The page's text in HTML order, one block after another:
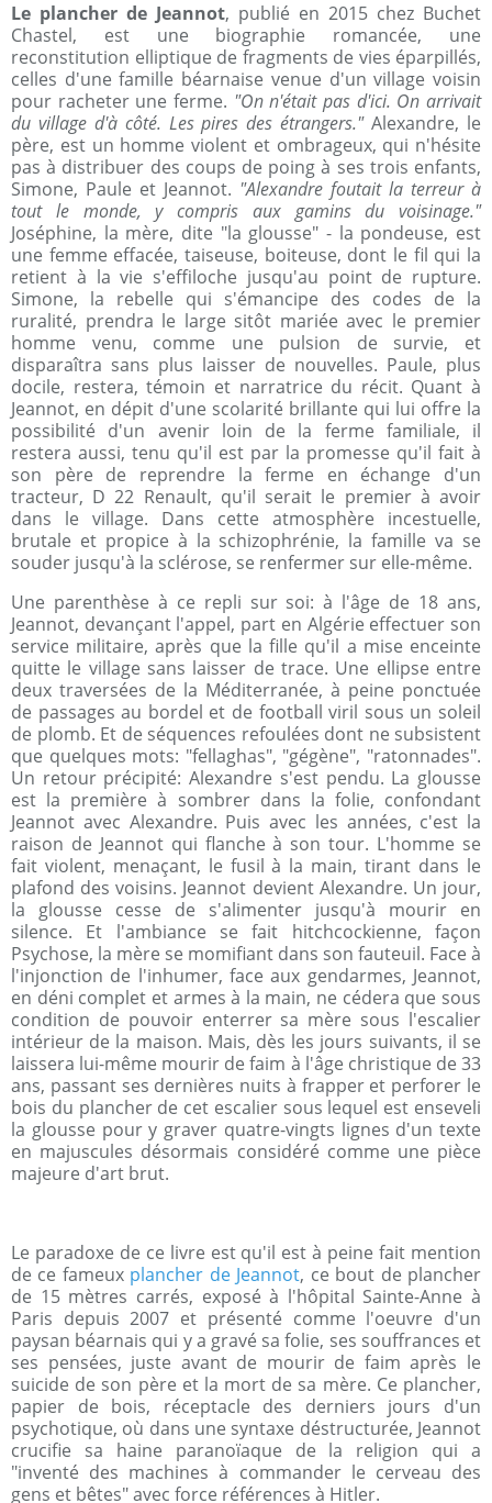
Le plancher de Jeannot, publié en 2015 chez Buchet
Chastel, est une biographie romancée, une
reconstitution elliptique de fragments de vies éparpillés,
celles d'une famille béarnaise venue d'un village voisin
pour racheter une ferme. "On n'était pas d'ici. On arrivait
du village d'à côté. Les pires des étrangers."Alexandre, le
père, est un homme violent et ombrageux, qui n'hésite
pas à distribuer des coups de poing à ses trois enfants,
Simone, Paule et Jeannot. "Alexandre foutait la terreur à
tout le monde, y compris aux gamins du voisinage."
Joséphine, la mère, dite "la glousse" - la pondeuse, est
une femme effacée, taiseuse, boiteuse, dont le fil qui la
retient à la vie s'effiloche jusqu'au point de rupture.
Simone, la rebelle qui s'émancipe des codes de la
ruralité, prendra le large sitôt mariée avec le premier
homme venu, comme une pulsion de survie, et
disparaîtra sans plus laisser de nouvelles. Paule, plus
docile, restera, témoin et narratrice du récit. Quant à
Jeannot, en dépit d'une scolarité brillante qui lui offre la
possibilité d'un avenir loin de la ferme familiale, il
restera aussi, tenu qu'il est par la promesse qu'il fait à
son père de reprendre la ferme en échange d'un
tracteur, D 22 Renault, qu'il serait le premier à avoir
dans le village. Dans cette atmosphère incestuelle,
brutale et propice à la schizophrénie, la famille va se
souder jusqu'à la sclérose, se renfermer sur elle-même.
Une parenthèse à ce repli sur soi: à l'âge de 18 ans,
Jeannot, devançant l'appel, part en Algérie effectuer son
service militaire, après que la fille qu'il a mise enceinte
quitte le village sans laisser de trace. Une ellipse entre
deux traversées de la Méditerranée, à peine ponctuée
de passages au bordel et de football viril sous un soleil
de plomb. Et de séquences refoulées dont ne subsistent
que quelques mots: "fellaghas", "gégène", "ratonnades".
Un retour précipité: Alexandre s'est pendu. La glousse
est la première à sombrer dans la folie, confondant
Jeannot avec Alexandre. Puis avec les années, c'est la
raison de Jeannot qui flanche à son tour. L'homme se
fait violent, menaçant, le fusil à la main, tirant dans le
plafond des voisins. Jeannot devient Alexandre. Un jour,
la glousse cesse de s'alimenter jusqu'à mourir en
silence. Et l'ambiance se fait hitchcockienne, façon
Psychose, la mère se momifiant dans son fauteuil. Face à
l'injonction de l'inhumer, face aux gendarmes, Jeannot,
en déni complet et armes à la main, ne cédera que sous
condition de pouvoir enterrer sa mère sous l'escalier
intérieur de la maison. Mais, dès les jours suivants, il se
laissera lui-même mourir de faim à l'âge christique de 33
ans, passant ses dernières nuits à frapper et perforer le
bois du plancher de cet escalier sous lequel est enseveli
la glousse pour y graver quatre-vingts lignes d'un texte
en majuscules désormais considéré comme une pièce
majeure d'art brut.
Le paradoxe de ce livre est qu'il est à peine fait mention
de ce fameux plancher de Jeannot, ce bout de plancher
de 15 mètres carrés, exposé à l'hôpital Sainte-Anne à
Paris depuis 2007 et présenté comme l'oeuvre d'un
paysan béarnais qui y a gravé sa folie, ses souffrances et
ses pensées, juste avant de mourir de faim après le
suicide de son père et la mort de sa mère. Ce plancher,
papier de bois, réceptacle des derniers jours d'un
psychotique, où dans une syntaxe déstructurée, Jeannot
crucifie sa haine paranoïaque de la religion qui a
"inventé des machines à commander le cerveau des
gens et bêtes" avec force références à Hitler.